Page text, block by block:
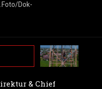
Dok-
& Chief